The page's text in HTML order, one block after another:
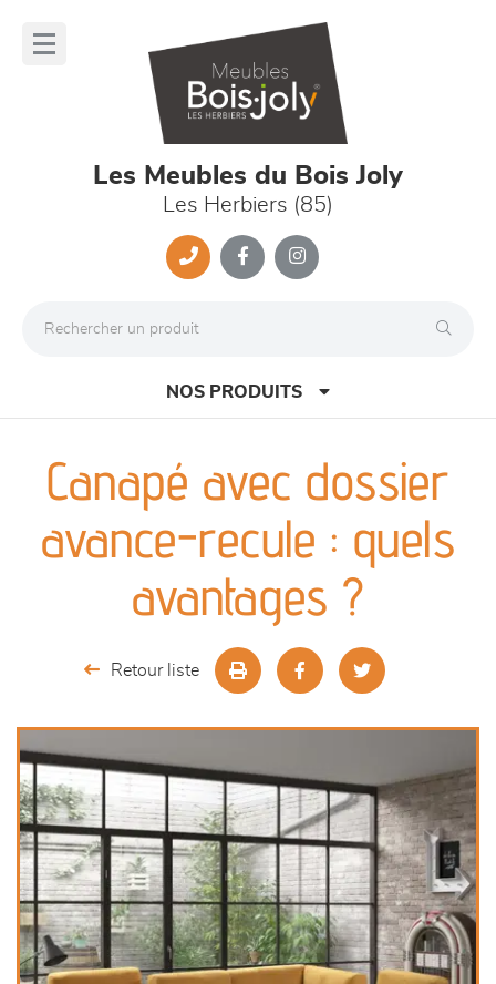
Les Meubles du Bois Joly
Les Herbiers (85)
NOS PRODUITS
canapés et fauteuils
séjours
chambres et dressing
literie
décoration
Canapé avec dossier
avance-recule : quels
avantages ?
Retour liste